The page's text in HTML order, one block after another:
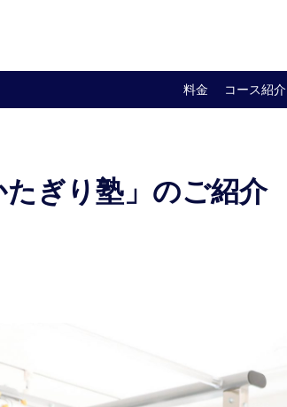
料金 コース紹介
セカンドパス)
ぎり塾」のご紹介